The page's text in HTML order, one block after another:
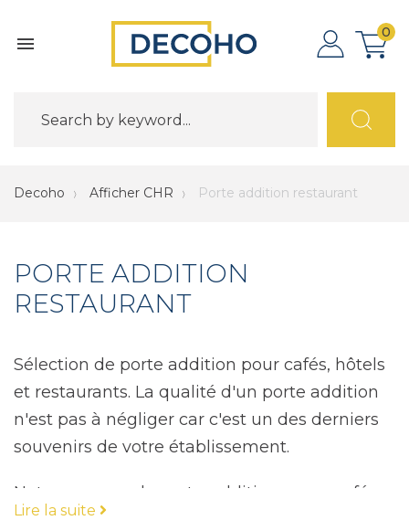

0
Decoho Afficher CHR Porte addition restaurant
PORTE ADDITION
RESTAURANT
Sélection de porte addition pour cafés, hôtels
et restaurants. La qualité d'un porte addition
n'est pas à négliger car c'est un des derniers
souvenirs de votre établissement.
Notre gamme de porte-additions pour cafés,
hôtels et restaurants offre des options de
Lire la suite